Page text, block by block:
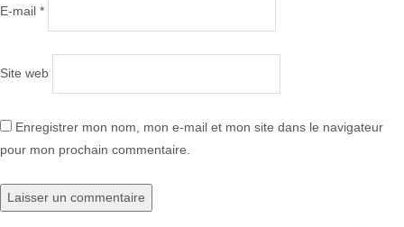
E-mail *
Site web
Enregistrer mon nom, mon e-mail et mon site dans le navigateur
pour mon prochain commentaire.